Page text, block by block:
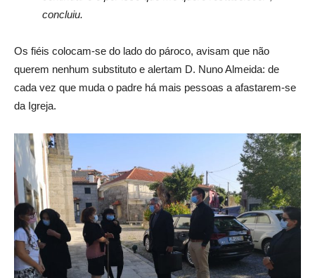
concluiu.
Os fiéis colocam-se do lado do pároco, avisam que não
querem nenhum substituto e alertam D. Nuno Almeida: de
cada vez que muda o padre há mais pessoas a afastarem-se
da Igreja.